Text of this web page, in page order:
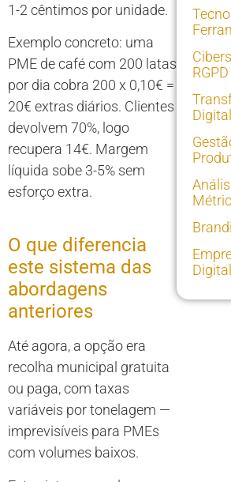
1-2 cêntimos por unidade.
Exemplo concreto: uma
PME de café com 200 latas
por dia cobra 200 x 0,10€ =
20€ extras diários. Clientes
devolvem 70%, logo
recupera 14€. Margem
líquida sobe 3-5% sem
esforço extra.
O que diferencia
este sistema das
abordagens
anteriores
Até agora, a opção era
recolha municipal gratuita
ou paga, com taxas
variáveis por tonelagem —
imprevisíveis para PMEs
com volumes baixos.
RGPD
Digital
Digital